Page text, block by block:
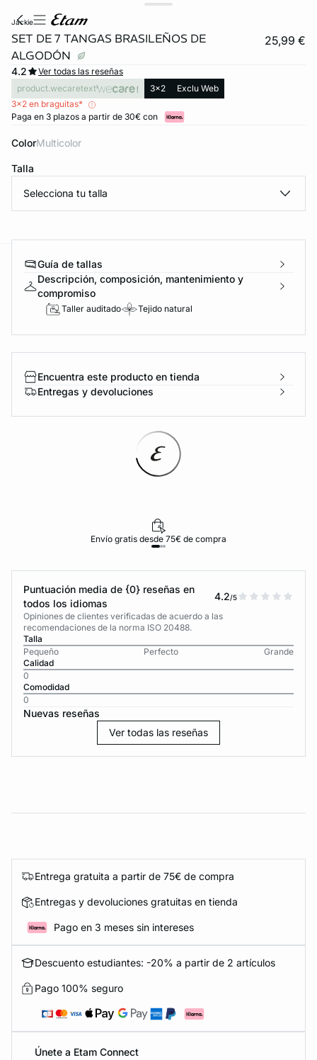
jackie
SET DE 7 TANGAS BRASILEÑOS DE
ALGODÓN
25,99 €
4.2
Ver todas las reseñas
product.wecaretext
3x2
Exclu Web
3x2 en braguitas*
Paga en 3 plazos a partir de 30€ con
Color multicolor
Talla
Selecciona tu talla
Guía de tallas
Descripción, composición, mantenimiento y
compromiso
Taller auditado Tejido natural
Encuentra este producto en tienda
Entregas y devoluciones
Envío gratis desde 75€ de compra
Puntuación media de {0} reseñas en
todos los idiomas
4.2/5
Opiniones de clientes verificadas de acuerdo a las
recomendaciones de la norma ISO 20488.
Talla
Pequeño
Perfecto
Grande
Calidad
0
Comodidad
0
Nuevas reseñas
Ver todas las reseñas
Entrega gratuita a partir de 75€ de compra
Entregas y devoluciones gratuitas en tienda
Pago en 3 meses sin intereses
Descuento estudiantes: -20% a partir de 2 artículos
Pago 100% seguro
Únete a Etam Connect